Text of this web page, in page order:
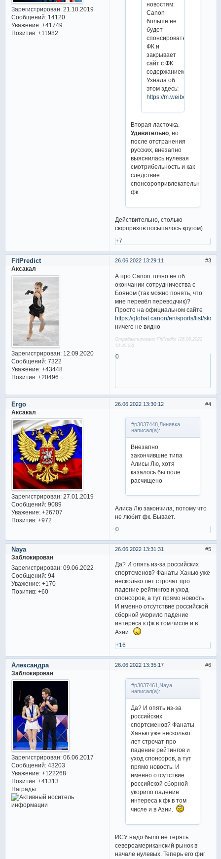
Зарегистрирован: 21.10.2019
Сообщений:14120
Уважение: +41749
Позитив: +11982
новостям:
Canon
больше не
будет
спонсировать
ФК и
закрывает
сайт с ФК
содержанием
Узнала об
этом здесь:
https://m.weibo.cn/
Вторая ласточка.
Удивительно , но
после отстранения
русских, внезапно
выяснилась нулевая
смотрибельность и как
следствие
спонсоропривлекательность
фк
Действительно, столько
сюрпризов посыпалось кругом)
+7
3
26.06.2022 13:29:11
FitPredict
Аксакал
Зарегистрирован: 12.09.2020
Сообщений:7322
Уважение: +43448
Позитив: +20496
А про Canon точно не об
окончании сотрудничества с
Бояном (так можно понять, что
мне перевёл переводчик)?
Просто на официальном сайте
https://global.canon/en/sports/list/
ничего не видно
Отредактировано FitPredict (26.06.2022
13:30:23)
0
4
26.06.2022 13:30:12
Ergo
Аксакал
Зарегистрирован: 27.01.2019
Сообщений:9089
Уважение: +26707
Позитив: +972
#p3037448,Линявка
написал(а):
Внезапно
закончившие типа
Алисы Лю, хотя
казалось бы поле
расчищено
Алиса Лю закончила, потому что
не любит фк. Бывает.
0
5
26.06.2022 13:31:31
Naya
Заблокирован
Зарегистрирован: 09.06.2022
Сообщений:94
Уважение: +170
Позитив: +60
Да? И опять из-за российских
спортсменов? Фанаты Ханью уже
несколько лет строчат про
падение рейтингов и уход
спонсоров, а тут прямо новость.
И именно отсутствие российской
сборной укорило падение
интереса к фк в том числе и в
Азии.
+16
6
26.06.2022 13:35:17
Александра
Заблокирован
Зарегистрирован: 06.06.2017
Сообщений:43203
Уважение: +122268
Позитив: +41313
Награды:
#p3037461,Naya
написал(а):
Да? И опять из-за
российских
спортсменов? Фанаты
Ханью уже несколько
лет строчат про
падение рейтингов и
уход спонсоров, а тут
прямо новость. И
именно отсутствие
российской сборной
укорило падение
интереса к фк в том
числе и в Азии.
ИСУ надо было не терять
североамериканский рынок в
начале нулевых. Теперь его фиг